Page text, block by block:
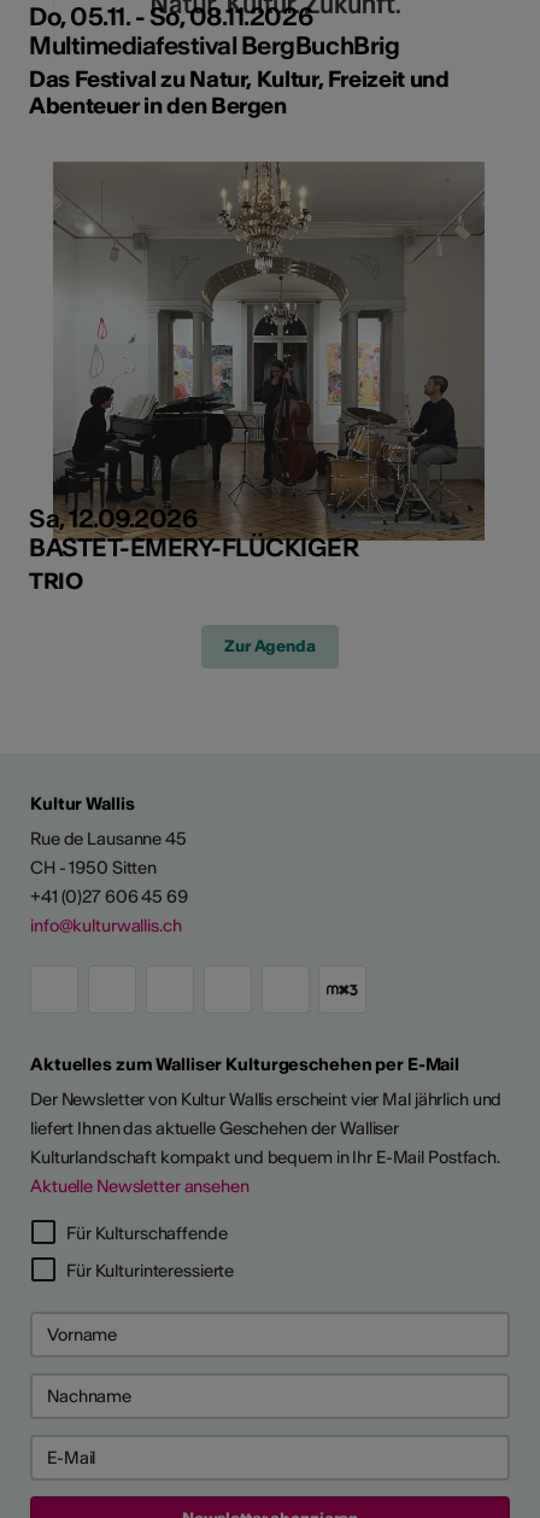
Do, 05.11. - So, 08.11.2026
Multimediafestival BergBuchBrig
Das Festival zu Natur, Kultur, Freizeit und
Abenteuer in den Bergen
Sa, 12.09.2026
BASTET-EMERY-FLÜCKIGER
TRIO
Zur Agenda
Kultur Wallis
Rue de Lausanne 45
CH - 1950 Sitten
+41 (0)27 606 45 69
info@kulturwallis.ch
Aktuelles zum Walliser Kulturgeschehen per E-Mail
Der Newsletter von Kultur Wallis erscheint vier Mal jährlich und
liefert Ihnen das aktuelle Geschehen der Walliser
Kulturlandschaft kompakt und bequem in Ihr E-Mail Postfach.
Aktuelle Newsletter ansehen
Für Kulturschaffende
Für Kulturinteressierte